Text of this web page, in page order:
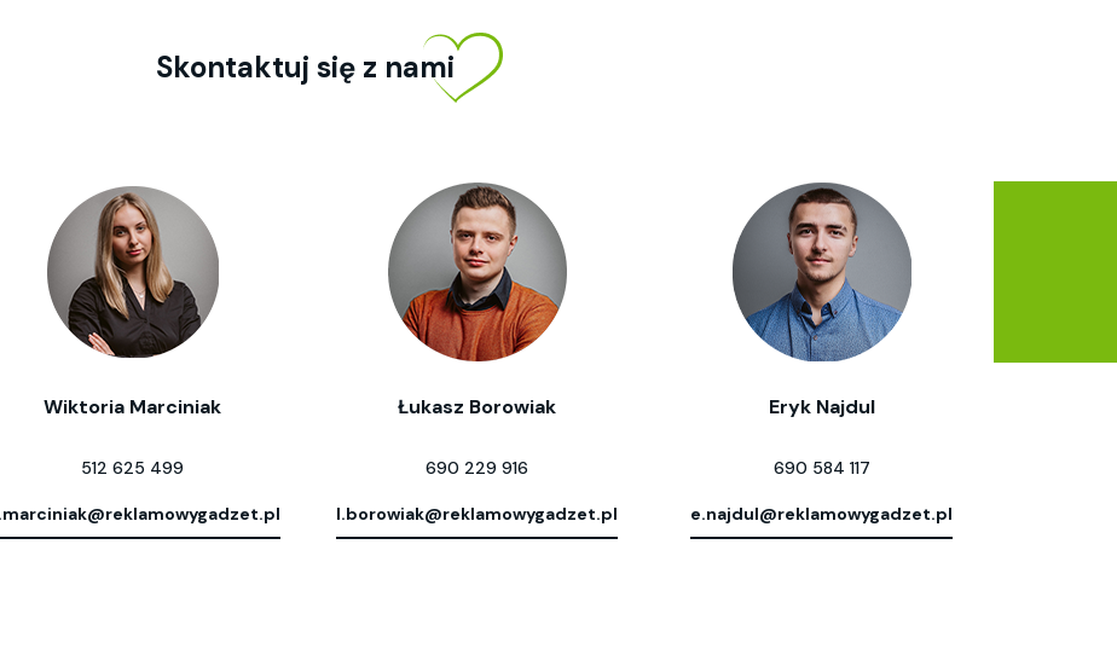
Skontaktuj się z nami
Wiktoria Marciniak
512 625 499
Łukasz Borowiak
690 229 916
l.borowiak@reklamowygadzet.pl
Eryk Najdul
690 584 117
e.najdul@reklamowygadzet.pl